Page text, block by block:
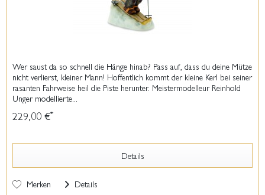
Wer saust da so schnell die Hänge hinab? Pass auf, dass du deine Mütze
nicht verlierst, kleiner Mann! Hoffentlich kommt der kleine Kerl bei seiner
rasanten Fahrweise heil die Piste herunter. Meistermodelleur Reinhold
Unger modellierte...
229,00 €*
Details
Merken Details